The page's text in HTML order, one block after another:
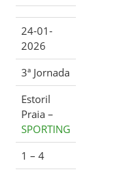
24-01-
2026
3ª Jornada
Estoril
Praia –
SPORTING
1 – 4